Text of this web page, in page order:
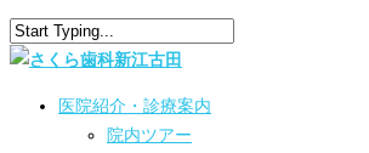
医院紹介・診療案内
院内ツアー